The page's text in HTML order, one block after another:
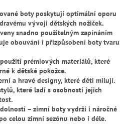
boty poskytují optimální oporu
vývoji dětských nožiček.
snadno použitelným zapínáním
obouvání i přizpůsobení boty tvaru
prémiových materiálů, které
k dětské pokožce.
a hravé designy, které děti milují.
které ladí s osobností jejich
– zimní boty vydrží i náročné
celou zimní sezónu nebo i déle.